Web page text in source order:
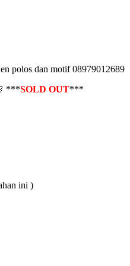
***SOLD OUT***
ini )